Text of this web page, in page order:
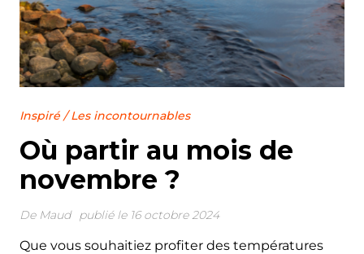
Inspiré /Les incontournables
Où partir au mois de
novembre ?
De Maud publié le 16 octobre 2024
Que vous souhaitiez profiter des températures